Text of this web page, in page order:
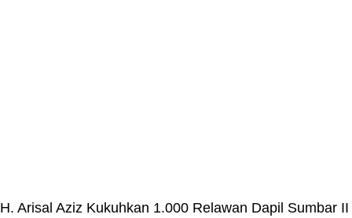
H. Arisal Aziz Kukuhkan 1.000 Relawan Dapil Sumbar II